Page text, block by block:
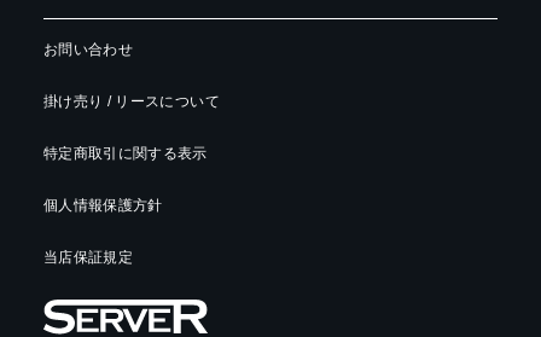
お問い合わせ
掛け売り / リースについて
特定商取引に関する表示
個人情報保護方針
当店保証規定